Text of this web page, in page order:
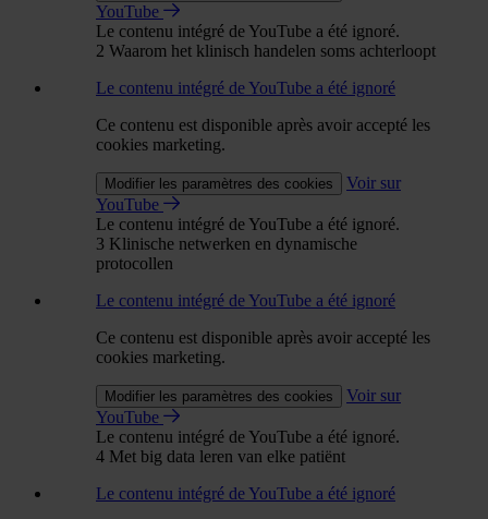
YouTube
Le contenu intégré de YouTube a été ignoré.
2 Waarom het klinisch handelen soms achterloopt
Le contenu intégré de YouTube a été ignoré
Ce contenu est disponible après avoir accepté les
cookies marketing.
Modifier les paramètres des cookies
Voir sur
YouTube
Le contenu intégré de YouTube a été ignoré.
3 Klinische netwerken en dynamische
protocollen
Le contenu intégré de YouTube a été ignoré
Ce contenu est disponible après avoir accepté les
cookies marketing.
Modifier les paramètres des cookies
Voir sur
YouTube
Le contenu intégré de YouTube a été ignoré.
4 Met big data leren van elke patiënt
Le contenu intégré de YouTube a été ignoré